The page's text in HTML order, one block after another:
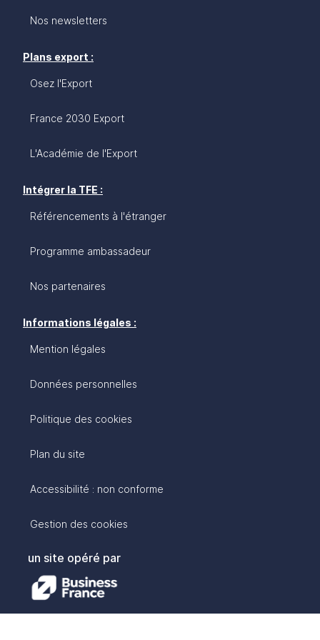
Nos newsletters
Plans export :
Osez l'Export
France 2030 Export
L'Académie de l'Export
Intégrer la TFE :
Référencements à l'étranger
Programme ambassadeur
Nos partenaires
Informations légales :
Mention légales
Données personnelles
Politique des cookies
Plan du site
Accessibilité : non conforme
Gestion des cookies
un site opéré par
avec :